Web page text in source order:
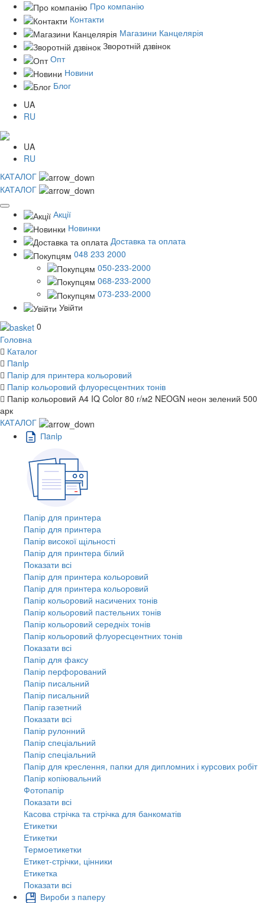
Про компанію
Контакти
Магазини Канцелярія
Зворотній дзвінок
Опт
Новини
Блог
UA
RU
UA
RU
КАТАЛОГ
КАТАЛОГ
Акції
Новинки
Доставка та оплата
048 233 2000
050-233-2000
068-233-2000
073-233-2000
Увійти
0
Головна
Каталог
Пaпiр
Папір для принтера кольоровий
Папір кольоровий флуоресцентних тонів
Папір кольоровий А4 IQ Color 80 г/м2 NEOGN неон зелений 500
арк
КАТАЛОГ
Пaпiр
Папір для принтера
Папір для принтера
Папір високої щільності
Папір для принтера білий
Показати всі
Папір для принтера кольоровий
Папір для принтера кольоровий
Папір кольоровий насичених тонів
Папір кольоровий пастельних тонів
Папір кольоровий середніх тонів
Папір кольоровий флуоресцентних тонів
Показати всі
Папір для факсу
Папір перфорований
Папір писальний
Папір писальний
Папір газетний
Показати всі
Папір рулонний
Папір спеціальний
Папір спеціальний
Папір для креслення, папки для дипломних і курсових робіт
Папір копіювальний
Фотопапір
Показати всі
Касова стрічка та стрічка для банкоматів
Етикетки
Етикетки
Термоетикетки
Етикет-стрічки, цінники
Етикетка
Показати всі
Вироби з паперу